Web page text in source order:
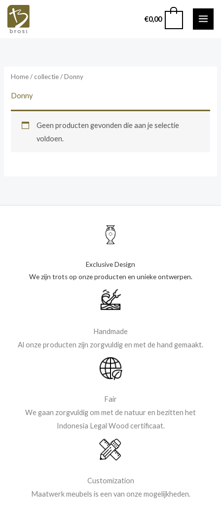
Ga
naar
€0,00
Home/ collectie / Donny
Donny
Geen producten gevonden die aan je selectie
voldoen.
Exclusive Design
We zijn trots op onze producten en unieke ontwerpen.
Handmade
Al onze producten zijn zorgvuldig en met de hand gemaakt.
Fair
We gaan zorgvuldig om met de natuur en bezitten het
Indonesia Legal Wood certificaat.
Customization
Maatwerk meubels is een van onze mogelijkheden.